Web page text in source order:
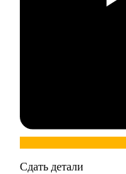
Сдать детали